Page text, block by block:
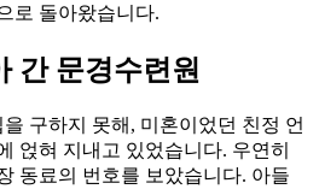
로 돌아왔습니다.
간 문경수련원
구하지 못해, 미혼이었던 친정 언
얹혀 지내고 있었습니다. 우연히
동료의 번호를 보았습니다. 아들